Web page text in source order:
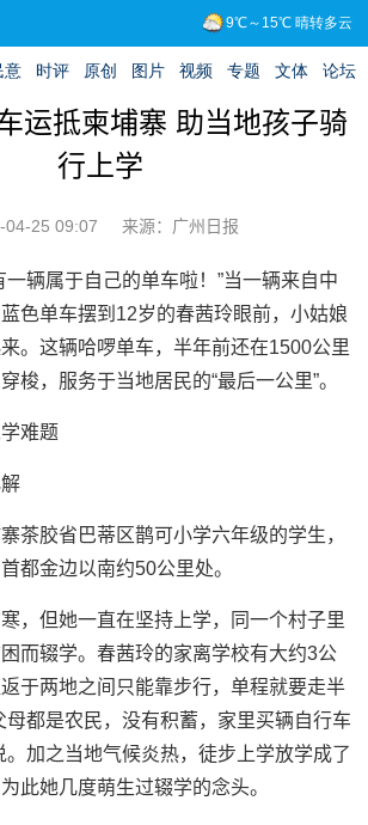
运抵柬埔寨 助当地孩子骑
行上学
04-25 09:07 来源：广州日报
一辆属于自己的单车啦！”当一辆来自中
色单车摆到12岁的春茜玲眼前，小姑娘
。这辆哈啰单车，半年前还在1500公里
梭，服务于当地居民的“最后一公里”。
难题
茶胶省巴蒂区鹊可小学六年级的学生，
都金边以南约50公里处。
，但她一直在坚持上学，同一个村子里
而辍学。春茜玲的家离学校有大约3公
于两地之间只能靠步行，单程就要走半
母都是农民，没有积蓄，家里买辆自行车
。加之当地气候炎热，徒步上学放学成了
此她几度萌生过辍学的念头。